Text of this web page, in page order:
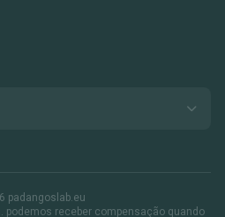
padangoslab.eu
podemos receber compensação quando